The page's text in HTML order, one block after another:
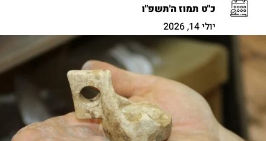
כ"ט תמוז ה'תשפ"ו
יולי 14, 2026